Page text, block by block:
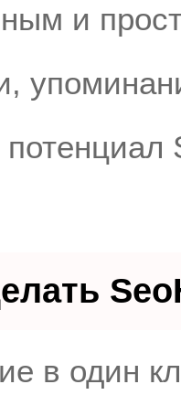
и
в один